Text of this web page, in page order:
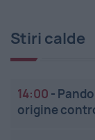
Stiri calde
14:00 -
origine